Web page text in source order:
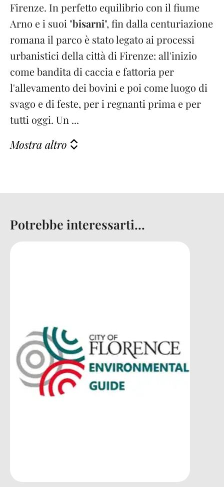
Firenze. In perfetto equilibrio con il fiume
Arno e i suoi "bisarni", fin dalla centuriazione
romana il parco è stato legato ai processi
urbanistici della città di Firenze: all'inizio
come bandita di caccia e fattoria per
l'allevamento dei bovini e poi come luogo di
svago e di feste, per i regnanti prima e per
tutti oggi. Un ...
Mostra altro
Potrebbe interessarti...